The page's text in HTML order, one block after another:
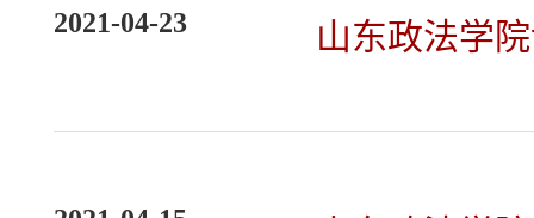
2021-04-23 山东政法学